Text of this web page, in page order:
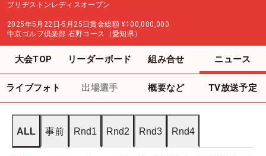
ブリヂストンレディスオープン
2025年5月22日-5月25日賞金総額 ¥100,000,000
中京ゴルフ倶楽部 石野コース（愛知県）
大会TOP リーダーボード 組み合せ ニュース
ライブフォト 出場選手 概要など TV放送予定
ALL 事前 Rnd1 Rnd2 Rnd3 Rnd4